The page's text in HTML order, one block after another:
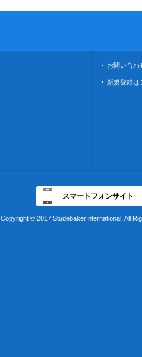
お問い合わ
新規登録は
スマートフォンサイト
Copyright © 2017 StudebakerInternational, All